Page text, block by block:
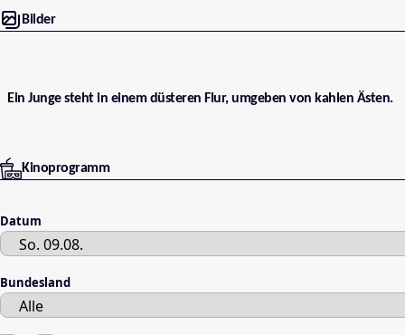
Bilder
Ein Junge steht in einem düsteren Flur, umgeben von kahlen Ästen.
Kinoprogramm
Datum
Bundesland